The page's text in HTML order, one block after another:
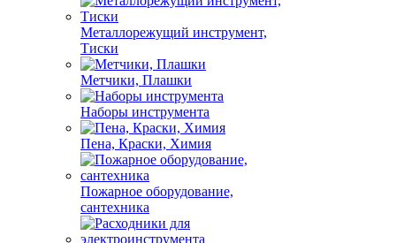
Металлорежущий инструмент,
Тиски
Метчики, Плашки
Наборы инструмента
Пена, Краски, Химия
Пожарное оборудование,
сантехника